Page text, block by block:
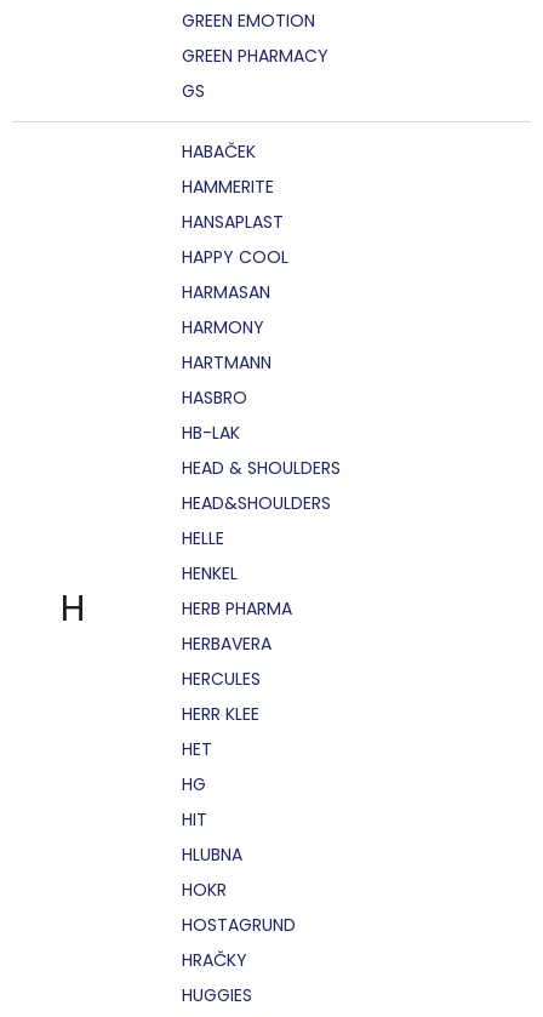
GREEN EMOTION
GREEN PHARMACY
GS
H
HABAČEK
HAMMERITE
HANSAPLAST
HAPPY COOL
HARMASAN
HARMONY
HARTMANN
HASBRO
HB-LAK
HEAD & SHOULDERS
HEAD&SHOULDERS
HELLE
HENKEL
HERB PHARMA
HERBAVERA
HERCULES
HERR KLEE
HET
HG
HIT
HLUBNA
HOKR
HOSTAGRUND
HRAČKY
HUGGIES